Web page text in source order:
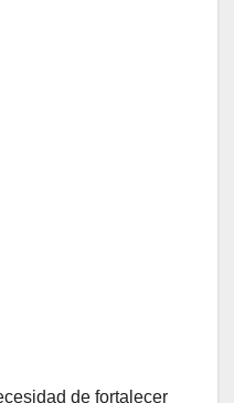
de fortalecer